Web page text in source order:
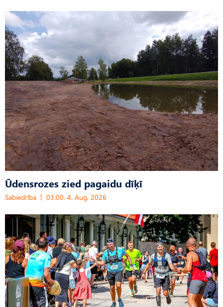
Ūdensrozes zied pagaidu dīķī
Sabiedrība 03:00, 4. Aug, 2026